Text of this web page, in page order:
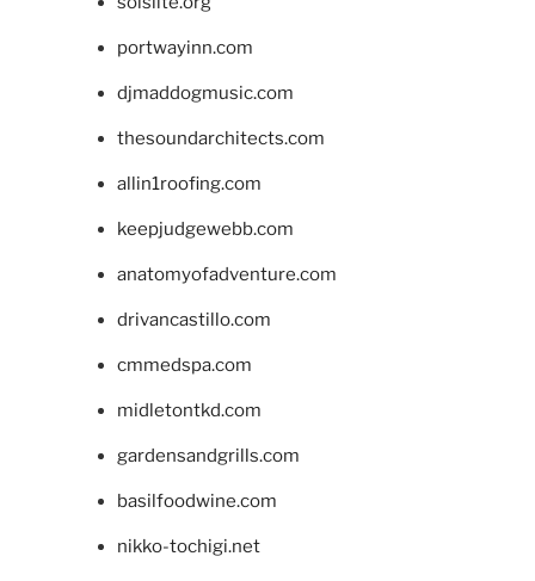
portwayinn.com
djmaddogmusic.com
thesoundarchitects.com
allin1roofing.com
keepjudgewebb.com
anatomyofadventure.com
drivancastillo.com
cmmedspa.com
midletontkd.com
gardensandgrills.com
basilfoodwine.com
nikko-tochigi.net